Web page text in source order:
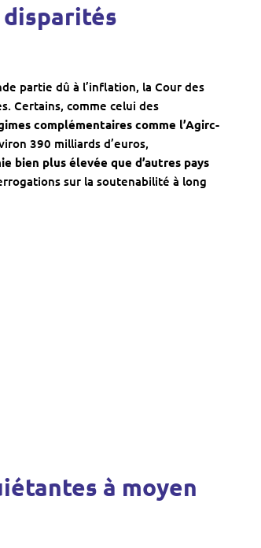
disparités
partie dû à l’inflation, la Cour des
Certains, comme celui des
complémentaires comme l’Agirc-
390 milliards d’euros,
bien plus élevée que d’autres pays
sur la soutenabilité à long
à moyen